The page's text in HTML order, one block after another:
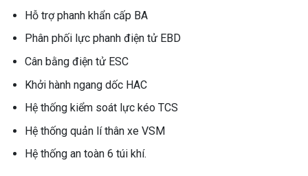
Hỗ trợ phanh khẩn cấp BA
Phân phối lực phanh điện tử EBD
Cân bằng điện tử ESC
Khởi hành ngang dốc HAC
Hệ thống kiểm soát lực kéo TCS
Hệ thống quản lí thân xe VSM
Hệ thống an toàn 6 túi khí.